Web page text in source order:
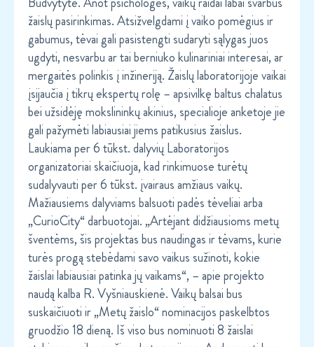
žaislų pasirinkimas. Atsižvelgdami į vaiko pomėgius ir
gabumus, tėvai gali pasistengti sudaryti sąlygas juos
ugdyti, nesvarbu ar tai berniuko kulinariniai interesai, ar
mergaitės polinkis į inžineriją. Žaislų laboratorijoje vaikai
įsijaučia į tikrų ekspertų rolę – apsivilkę baltus chalatus
bei užsidėję mokslininkų akinius, specialioje anketoje jie
gali pažymėti labiausiai jiems patikusius žaislus.
Laukiama per 6 tūkst. dalyvių Laboratorijos
organizatoriai skaičiuoja, kad rinkimuose turėtų
sudalyvauti per 6 tūkst. įvairaus amžiaus vaikų.
Mažiausiems dalyviams balsuoti padės tėveliai arba
„CurioCity“ darbuotojai. „Artėjant didžiausioms metų
šventėms, šis projektas bus naudingas ir tėvams, kurie
turės progą stebėdami savo vaikus sužinoti, kokie
žaislai labiausiai patinka jų vaikams“, – apie projekto
naudą kalba R. Vyšniauskienė. Vaikų balsai bus
suskaičiuoti ir „Metų žaislo“ nominacijos paskelbtos
gruodžio 18 dieną. Iš viso bus nominuoti 8 žaislai